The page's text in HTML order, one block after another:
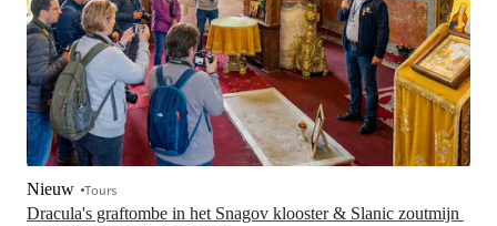
Dracula's graftombe in het Snagov klooster & Slanic zoutmijn
Nieuw Tours